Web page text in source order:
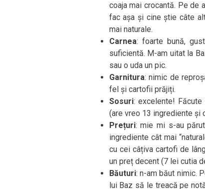
coaja mai crocantă. Pe de
fac așa și cine știe câte
mai naturale.
Carnea: foarte bună,
suficientă. M-am uitat la
sau o uda un pic.
Garnitura: nimic de
fel și cartofii prăjiți.
Sosuri: excelente!
(are vreo 13 ingrediente și
Prețuri: mie mi s-au
ingrediente cât mai
cu cei câțiva cartofi de
un preț decent (7 lei cutia
Băuturi: n-am băut nimic.
lui Baz să le treacă pe